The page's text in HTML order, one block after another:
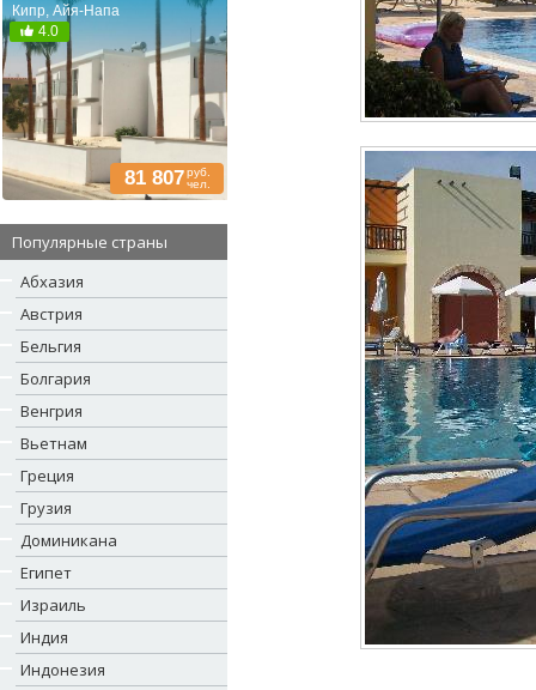
Кипр, Айя-Напа
4.0
81 807руб.
чел.
Популярные страны
Абхазия
Австрия
Бельгия
Болгария
Венгрия
Вьетнам
Греция
Грузия
Доминикана
Египет
Израиль
Индия
Индонезия